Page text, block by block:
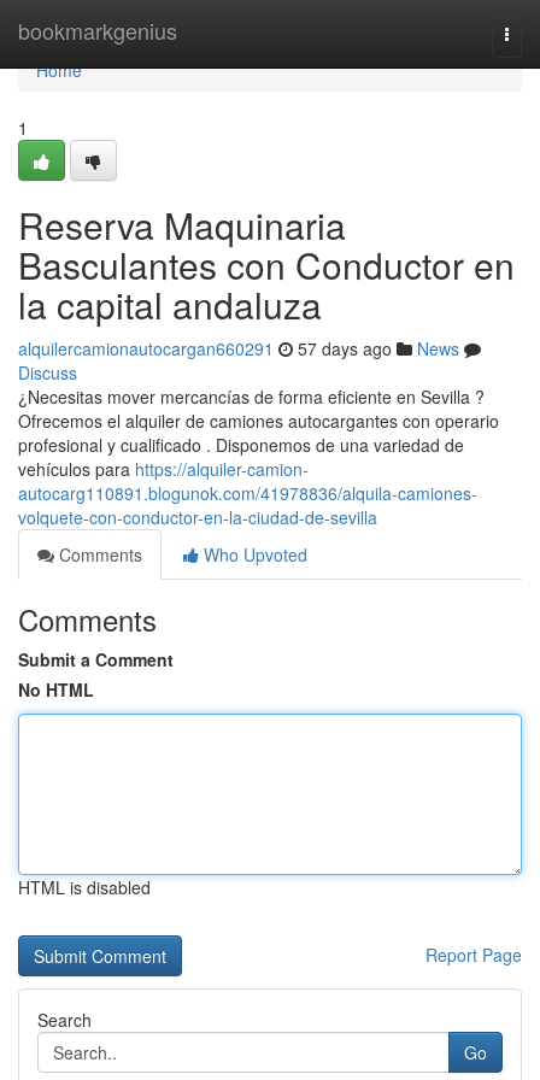
bookmarkgenius
Home
Home
1
Reserva Maquinaria
Basculantes con Conductor en
la capital andaluza
alquilercamionautocargan660291 57 days ago
News
Discuss
¿Necesitas mover mercancías de forma eficiente en Sevilla ?
Ofrecemos el alquiler de camiones autocargantes con operario
profesional y cualificado . Disponemos de una variedad de
vehículos para https://alquiler-camion-
autocarg110891.blogunok.com/41978836/alquila-camiones-
volquete-con-conductor-en-la-ciudad-de-sevilla
Comments
Who Upvoted
Comments
Submit a Comment
No HTML
HTML is disabled
Report Page
Search
Go